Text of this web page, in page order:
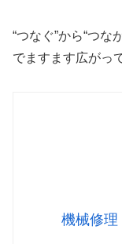
“つなぐ”から“つ
でますます広がっ
機械修理